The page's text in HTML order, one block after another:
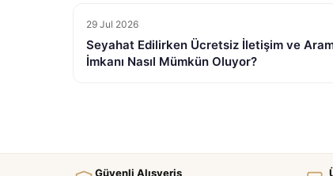
29 Jul 2026
Seyahat Edilirken Ücretsiz İletişim ve
İmkanı Nasıl Mümkün Oluyor?
Güvenli Alışveriş